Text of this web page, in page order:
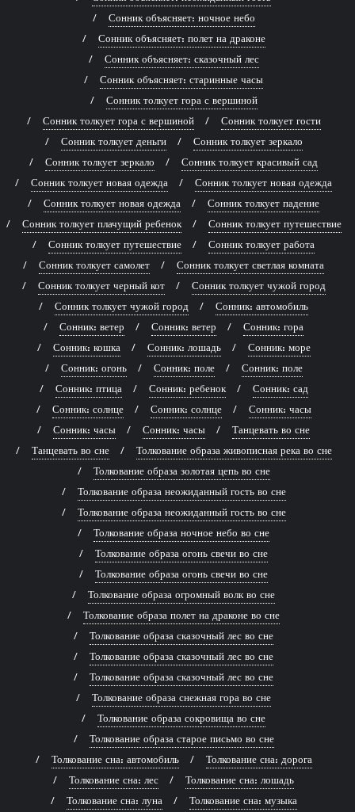
Сонник объясняет: ночное небо
Сонник объясняет: полет на драконе
Сонник объясняет: сказочный лес
Сонник объясняет: старинные часы
Сонник толкует гора с вершиной
Сонник толкует гора с вершиной
Сонник толкует гости
Сонник толкует деньги
Сонник толкует зеркало
Сонник толкует зеркало
Сонник толкует красивый сад
Сонник толкует новая одежда
Сонник толкует новая одежда
Сонник толкует новая одежда
Сонник толкует падение
Сонник толкует плачущий ребенок
Сонник толкует путешествие
Сонник толкует путешествие
Сонник толкует работа
Сонник толкует самолет
Сонник толкует светлая комната
Сонник толкует черный кот
Сонник толкует чужой город
Сонник толкует чужой город
Сонник: автомобиль
Сонник: ветер
Сонник: ветер
Сонник: гора
Сонник: кошка
Сонник: лошадь
Сонник: море
Сонник: огонь
Сонник: поле
Сонник: поле
Сонник: птица
Сонник: ребенок
Сонник: сад
Сонник: солнце
Сонник: солнце
Сонник: часы
Сонник: часы
Сонник: часы
Танцевать во сне
Танцевать во сне
Толкование образа живописная река во сне
Толкование образа золотая цепь во сне
Толкование образа неожиданный гость во сне
Толкование образа неожиданный гость во сне
Толкование образа ночное небо во сне
Толкование образа огонь свечи во сне
Толкование образа огонь свечи во сне
Толкование образа огромный волк во сне
Толкование образа полет на драконе во сне
Толкование образа сказочный лес во сне
Толкование образа сказочный лес во сне
Толкование образа сказочный лес во сне
Толкование образа снежная гора во сне
Толкование образа сокровища во сне
Толкование образа старое письмо во сне
Толкование сна: автомобиль
Толкование сна: дорога
Толкование сна: лес
Толкование сна: лошадь
Толкование сна: луна
Толкование сна: музыка